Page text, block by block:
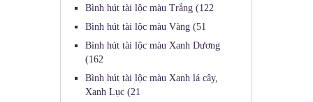
Bình hút tài lộc màu Trắng (122
Bình hút tài lộc màu Vàng (51
Bình hút tài lộc màu Xanh Dương
(162
Bình hút tài lộc màu Xanh lá cây,
Xanh Lục (21